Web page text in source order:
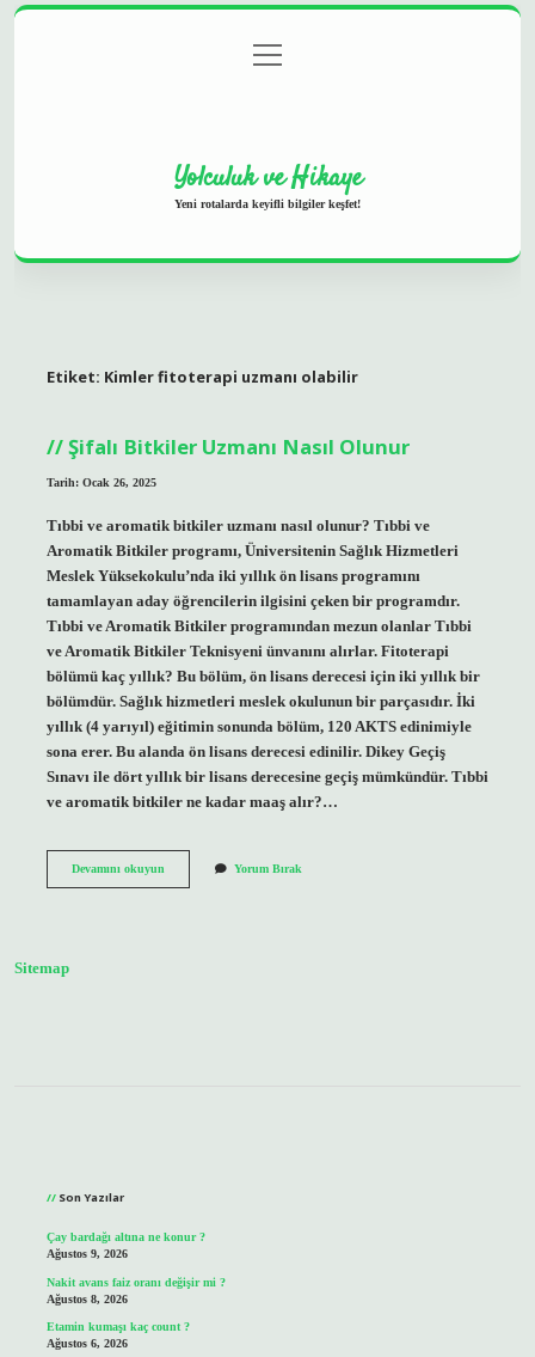
Gizlilik Politikası
menüyü
aç
Yolculuk ve Hikaye
Yeni rotalarda keyifli bilgiler keşfet!
Etiket: Kimler fitoterapi uzmanı olabilir
Şifalı Bitkiler Uzmanı Nasıl Olunur
Tarih: Ocak 26, 2025
Tıbbi ve aromatik bitkiler uzmanı nasıl olunur? Tıbbi ve
Aromatik Bitkiler programı, Üniversitenin Sağlık Hizmetleri
Meslek Yüksekokulu’nda iki yıllık ön lisans programını
tamamlayan aday öğrencilerin ilgisini çeken bir programdır.
Tıbbi ve Aromatik Bitkiler programından mezun olanlar Tıbbi
ve Aromatik Bitkiler Teknisyeni ünvanını alırlar. Fitoterapi
bölümü kaç yıllık? Bu bölüm, ön lisans derecesi için iki yıllık bir
bölümdür. Sağlık hizmetleri meslek okulunun bir parçasıdır. İki
yıllık (4 yarıyıl) eğitimin sonunda bölüm, 120 AKTS edinimiyle
sona erer. Bu alanda ön lisans derecesi edinilir. Dikey Geçiş
Sınavı ile dört yıllık bir lisans derecesine geçiş mümkündür. Tıbbi
ve aromatik bitkiler ne kadar maaş alır?…
Devamını okuyunŞifalı
Yorum Bırak
Sitemap
Son Yazılar
Çay bardağı altına ne konur ?
Ağustos 9, 2026
Nakit avans faiz oranı değişir mi ?
Ağustos 8, 2026
Etamin kumaşı kaç count ?
Ağustos 6, 2026